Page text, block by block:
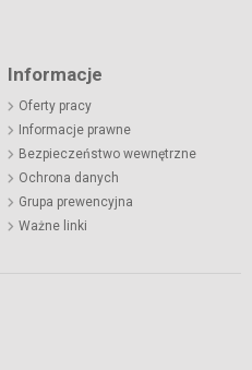
Informacje
Oferty pracy
Informacje prawne
Bezpieczeństwo wewnętrzne
Ochrona danych
Grupa prewencyjna
Ważne linki